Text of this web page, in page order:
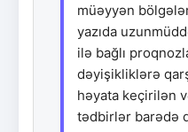
müəyyən
yazıda
ilə bağlı
dəyişikliklərə
həyata keçirilən
tədbirlər barədə